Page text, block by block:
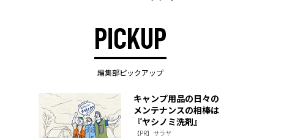
PICKUP
編集部ピックアップ
キャンプ用品の日々の
メンテナンスの相棒は
『ヤシノミ洗剤』
【PR】サラヤ